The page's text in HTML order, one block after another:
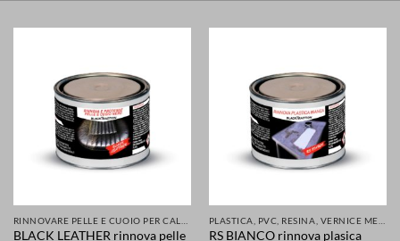
BLACK LEATHER rinnova pelle
RS BIANCO rinnova plasica